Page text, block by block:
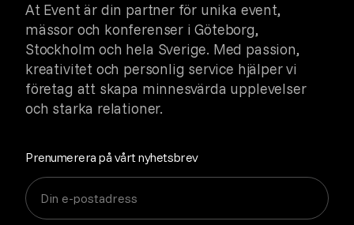
At Event är din partner för unika event,
mässor och konferenser i Göteborg,
Stockholm och hela Sverige. Med passion,
kreativitet och personlig service hjälper vi
företag att skapa minnesvärda upplevelser
och starka relationer.
Prenumerera på vårt nyhetsbrev